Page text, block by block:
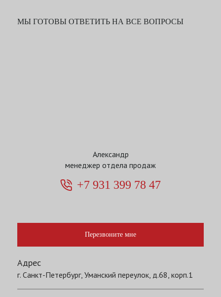
МЫ ГОТОВЫ ОТВЕТИТЬ НА ВСЕ ВОПРОСЫ
Александр
менеджер отдела продаж
+7 931 399 78 47
Перезвоните мне
Адрес
г. Санкт-Петербург, Уманский переулок, д.68, корп.1